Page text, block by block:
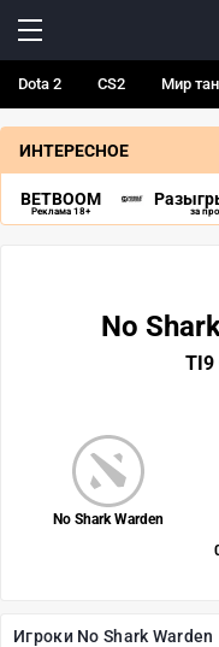
Dota 2 CS2 Мир
ИНТЕРЕСНОЕ
BETBOOM
Реклама 18+ за
Игроки No Shark Warden
No
TI9
No Shark Warden